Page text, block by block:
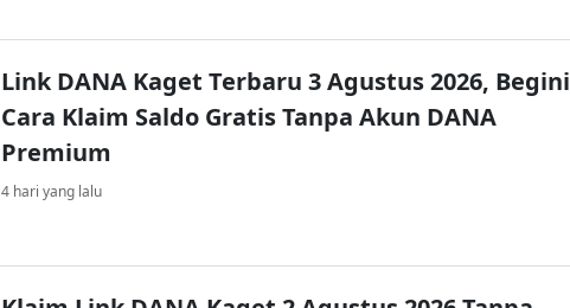
Link DANA Kaget Terbaru 3 Agustus 2026, Begini
Cara Klaim Saldo Gratis Tanpa Akun DANA
Premium
4 hari yang lalu